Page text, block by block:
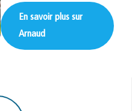
En savoir plus sur
Arnaud